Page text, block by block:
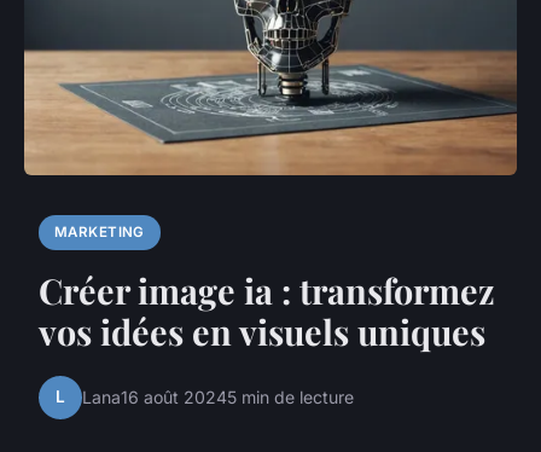
MARKETING
Créer image ia : transformez
vos idées en visuels uniques
L Lana16 août 20245 min de lecture